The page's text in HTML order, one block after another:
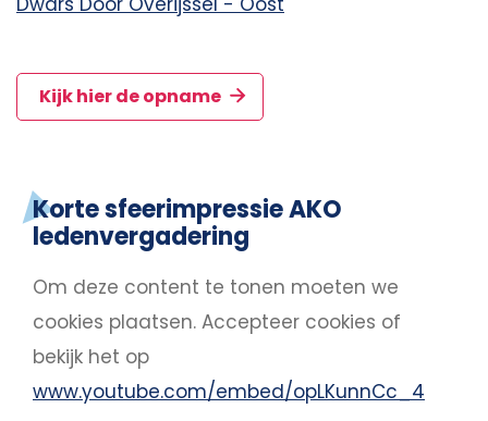
Kijk hier de opname
Korte sfeerimpressie AKO
ledenvergadering
Om deze content te tonen moeten we
cookies plaatsen. Accepteer cookies of
bekijk het op
www.youtube.com/embed/opLKunnCc_4